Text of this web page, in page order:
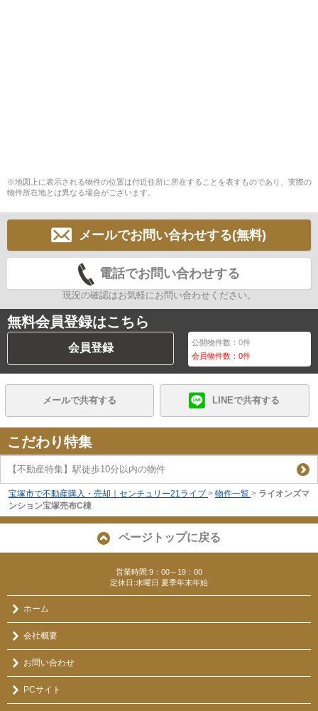
※地図上に表示される物件の位置は付近住所に所在することを表すものであり、実際の
物件所在地とは異なる場合がございます。
メールでお問い合わせする(無料)
電話でお問い合わせする
現況の確認はお気軽にお問い合わせください。
無料会員登録はこちら
会員登録 公開物件数：0件
会員物件数：0件
メールで共有する LINEで共有する
こだわり特集
【不動産特集】駅徒歩10分以内の物件
宝塚市で不動産購入・売却｜センチュリー21ライブ > 物件一覧 > ライオンズマ
ンション宝塚売布C棟
ページトップに戻る
営業時間:9：00～19：00
定休日:水曜日 夏季年末年始
ホーム
会社概要
お問い合わせ
PCサイト